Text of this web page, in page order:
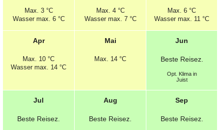
Max. 3 °C
Wasser max. 6 °C
Max. 4 °C
Wasser max. 7 °C
Max. 6 °C
Wasser max. 11 °C
Apr
Max. 10 °C
Wasser max. 14 °C
Mai
Max. 14 °C
Jun
Beste Reisez.
Opt. Klima in
Juist
Jul
Beste Reisez.
Aug
Beste Reisez.
Sep
Beste Reisez.